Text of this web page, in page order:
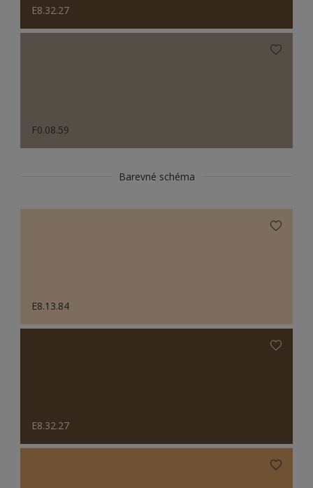
E8.32.27
F0.08.59
Barevné schéma
E8.13.84
E8.32.27